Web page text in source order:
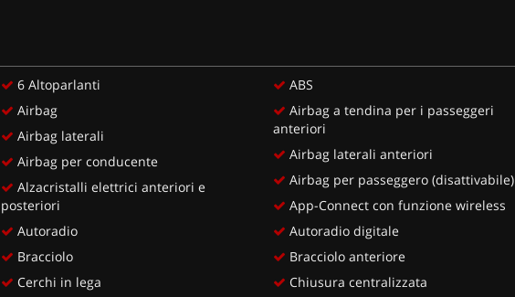
6 Altoparlanti
Airbag
Airbag laterali
Airbag per conducente
Alzacristalli elettrici anteriori e
posteriori
Autoradio
Bracciolo
Cerchi in lega
ABS
Airbag a tendina per i passeggeri
anteriori
Airbag laterali anteriori
Airbag per passeggero (disattivabile)
App-Connect con funzione wireless
Autoradio digitale
Bracciolo anteriore
Chiusura centralizzata